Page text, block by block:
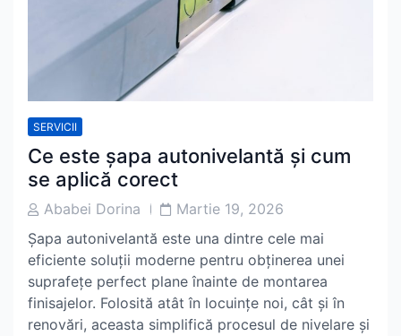
SERVICII
Ce este șapa autonivelantă și cum
se aplică corect
PostAbabei Dorina
PostMartie 19, 2026
Șapa autonivelantă este una dintre cele mai
eficiente soluții moderne pentru obținerea unei
suprafețe perfect plane înainte de montarea
finisajelor. Folosită atât în locuințe noi, cât și în
renovări, aceasta simplifică procesul de nivelare și